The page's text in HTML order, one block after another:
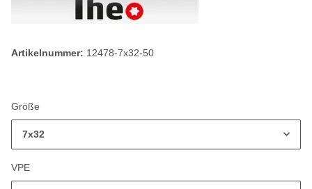
Artikelnummer: 12478-7x32-50
Größe
7x32
VPE